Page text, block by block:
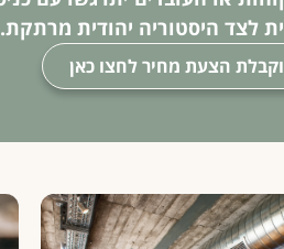
לצד היסטוריה יהודית מרתקת.
הצעת מחיר לחצו כאן